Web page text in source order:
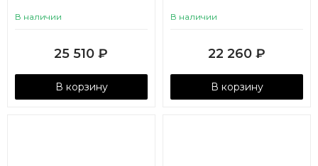
В наличии
25 510 ₽
В корзину
В наличии
22 260 ₽
В корзину